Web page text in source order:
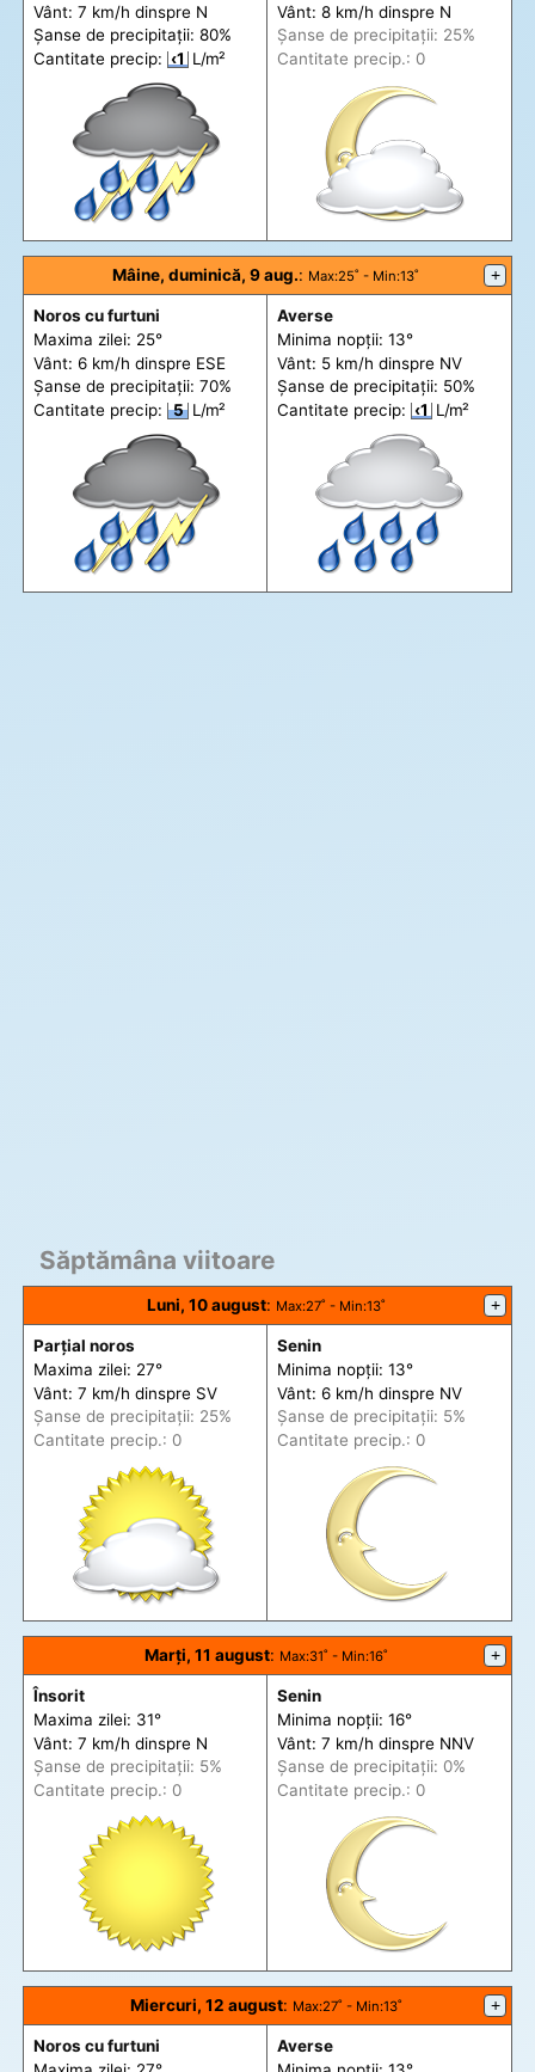
Vânt: 7 km/h dinspre N
Șanse de precipitații: 80%
Cantitate precip: ‹1 L/m²
Vânt: 8 km/h dinspre N
Șanse de precipitații: 25%
Cantitate precip.: 0
Mâine, duminică, 9 aug.: Max:25˚ - Min:13˚ +
Noros cu furtuni
Maxima zilei: 25°
Vânt: 6 km/h dinspre ESE
Șanse de precipitații: 70%
Cantitate precip:
5 L/m²
Averse
Minima nopții: 13°
Vânt: 5 km/h dinspre NV
Șanse de precipitații: 50%
Cantitate precip: ‹1 L/m²
Săptămâna viitoare
Luni, 10 august: Max:27˚ - Min:13˚ +
Parțial noros
Maxima zilei: 27°
Vânt: 7 km/h dinspre SV
Șanse de precipitații: 25%
Cantitate precip.: 0
Senin
Minima nopții: 13°
Vânt: 6 km/h dinspre NV
Șanse de precipitații: 5%
Cantitate precip.: 0
Marți, 11 august: Max:31˚ - Min:16˚ +
Însorit
Maxima zilei: 31°
Vânt: 7 km/h dinspre N
Șanse de precipitații: 5%
Cantitate precip.: 0
Senin
Minima nopții: 16°
Vânt: 7 km/h dinspre NNV
Șanse de precipitații: 0%
Cantitate precip.: 0
Miercuri, 12 august: Max:27˚ - Min:13˚ +
Noros cu furtuni
Averse